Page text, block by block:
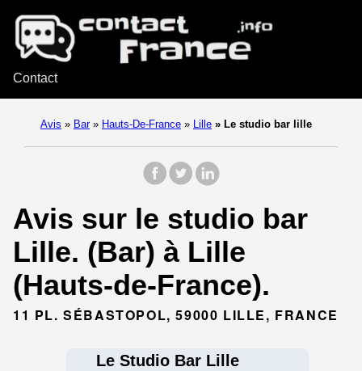
Contact
Avis » Bar » Hauts-De-France » Lille » Le studio bar lille
Avis sur le studio bar
Lille. (Bar) à Lille
(Hauts-de-France).
11 PL. SÉBASTOPOL, 59000 LILLE, FRANCE
Le Studio Bar Lille